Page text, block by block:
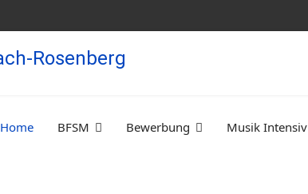
Home BFSM Bewerbung Musik Intensiv